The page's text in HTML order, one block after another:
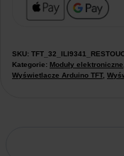
SKU:
Kategorie: Moduły elektroniczne
Wyświetlacze Arduino TFT,